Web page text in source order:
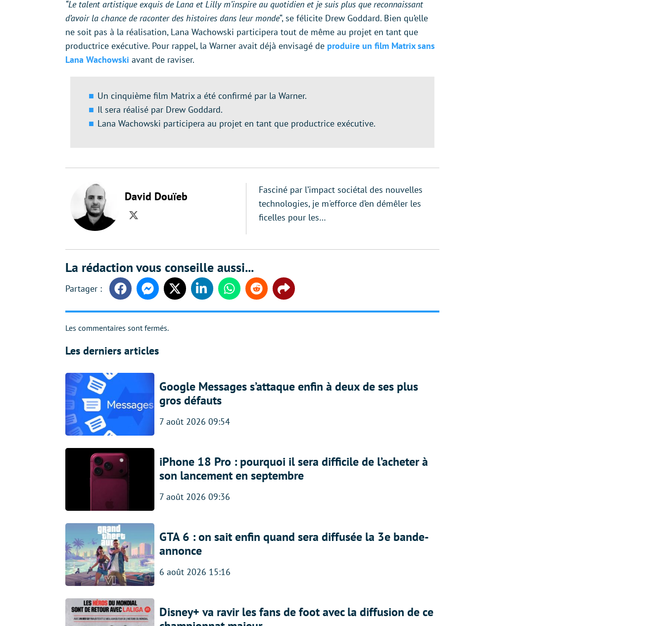
“Le talent artistique exquis de Lana et Lilly m’inspire au quotidien et je suis plus que reconnaissant
d’avoir la chance de raconter des histoires dans leur monde“, se félicite Drew Goddard. Bien qu’elle
ne soit pas à la réalisation, Lana Wachowski participera tout de même au projet en tant que
productrice exécutive. Pour rappel, la Warner avait déjà envisagé de produire un film Matrix sans
Lana Wachowski avant de raviser.
Un cinquième film Matrix a été confirmé par la Warner.
Il sera réalisé par Drew Goddard.
Lana Wachowski participera au projet en tant que productrice exécutive.
David Douïeb
Twitter
Fasciné par l’impact sociétal des nouvelles
technologies, je m'efforce d’en démêler les
ficelles pour les…
La rédaction vous conseille aussi...
FacebookMessengerTwitter LinkedinWhatsappReddit Share
Les commentaires sont fermés.
Les derniers articles
Google Messages s’attaque enfin à deux de ses plus
gros défauts
7 août 2026 09:54
iPhone 18 Pro : pourquoi il sera difficile de l’acheter à
son lancement en septembre
7 août 2026 09:36
GTA 6 : on sait enfin quand sera diffusée la 3e bande-
annonce
6 août 2026 15:16
Disney+ va ravir les fans de foot avec la diffusion de ce